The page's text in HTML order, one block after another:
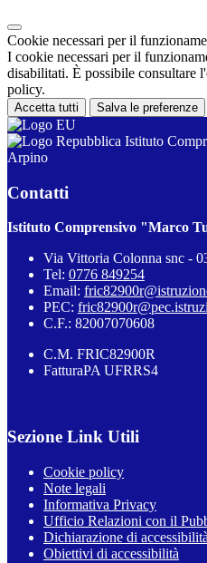
Cookie necessari per il
I cookie necessari per il
disabilitati. È possibile consultare
policy.
Accetta tutti Salva le preferenze
Istituto
Arpino
Contatti
Istituto Comprensivo "Marco
Via Vittoria Colonna snc -
Tel: 0776 849254
Email:
PEC:
C.F.: 82007070608
C.M. FRIC82900R
FatturaPA UFRRS4
Sezione Link Utili
Cookie policy
Note legali
Informativa Privacy
Ufficio Relazioni con il
Dichiarazione di accessibilità
Obiettivi di accessibilità